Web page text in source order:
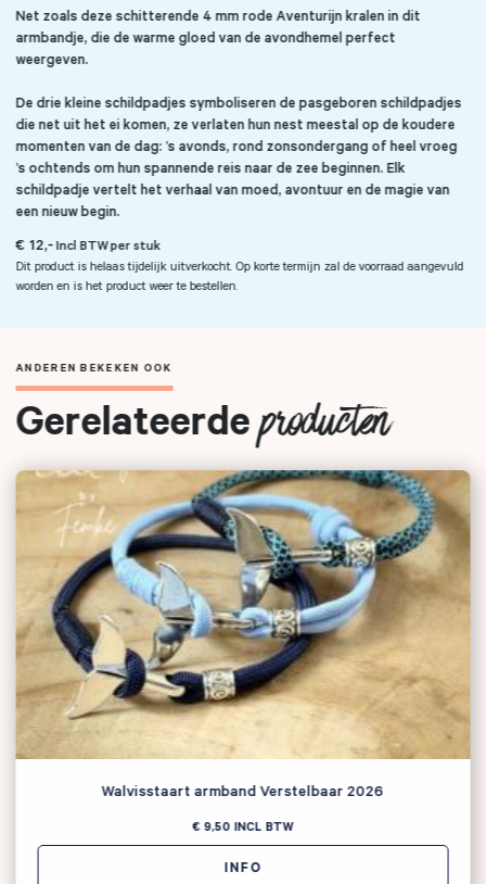
Net zoals deze schitterende 4 mm rode Aventurijn kralen in dit
armbandje, die de warme gloed van de avondhemel perfect
weergeven.
De drie kleine schildpadjes symboliseren de pasgeboren schildpadjes
die net uit het ei komen, ze verlaten hun nest meestal op de koudere
momenten van de dag: ’s avonds, rond zonsondergang of heel vroeg
’s ochtends om hun spannende reis naar de zee beginnen. Elk
schildpadje vertelt het verhaal van moed, avontuur en de magie van
een nieuw begin.
€ 12,-Incl BTW per stuk
Dit product is helaas tijdelijk uitverkocht. Op korte termijn zal de voorraad aangevuld
worden en is het product weer te bestellen.
ANDEREN BEKEKEN OOK
Gerelateerdeproducten
Walvisstaart armband Verstelbaar 2026
€ 9,50 INCL BTW
INFO